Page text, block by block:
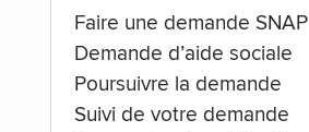
Faire une demande SNAP
Demande d’aide sociale
Poursuivre la demande
Suivi de votre demande